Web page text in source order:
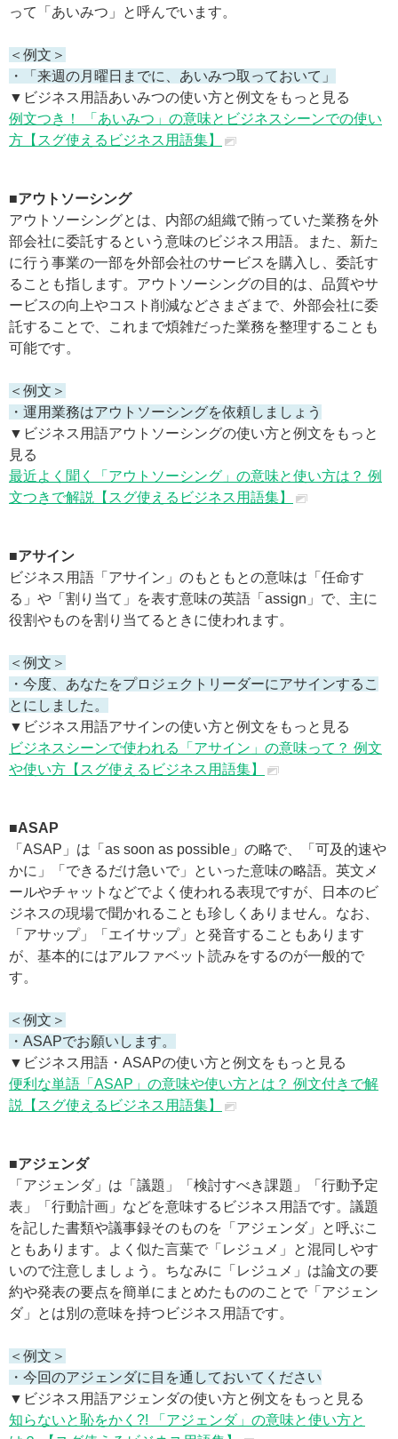
って「あいみつ」と呼んでいます。
＜例文＞
・「来週の月曜日までに、あいみつ取っておいて」
▼ビジネス用語あいみつの使い方と例文をもっと見る
例文つき！ 「あいみつ」の意味とビジネスシーンでの使い
方【スグ使えるビジネス用語集】
■アウトソーシング
アウトソーシングとは、内部の組織で賄っていた業務を外
部会社に委託するという意味のビジネス用語。また、新た
に行う事業の一部を外部会社のサービスを購入し、委託す
ることも指します。アウトソーシングの目的は、品質やサ
ービスの向上やコスト削減などさまざまで、外部会社に委
託することで、これまで煩雑だった業務を整理することも
可能です。
＜例文＞
・運用業務はアウトソーシングを依頼しましょう
▼ビジネス用語アウトソーシングの使い方と例文をもっと
見る
最近よく聞く「アウトソーシング」の意味と使い方は？ 例
文つきで解説【スグ使えるビジネス用語集】
■アサイン
ビジネス用語「アサイン」のもともとの意味は「任命す
る」や「割り当て」を表す意味の英語「assign」で、主に
役割やものを割り当てるときに使われます。
＜例文＞
・今度、あなたをプロジェクトリーダーにアサインするこ
とにしました。
▼ビジネス用語アサインの使い方と例文をもっと見る
ビジネスシーンで使われる「アサイン」の意味って？ 例文
や使い方【スグ使えるビジネス用語集】
■ASAP
「ASAP」は「as soon as possible」の略で、「可及的速や
かに」「できるだけ急いで」といった意味の略語。英文メ
ールやチャットなどでよく使われる表現ですが、日本のビ
ジネスの現場で聞かれることも珍しくありません。なお、
「アサップ」「エイサップ」と発音することもあります
が、基本的にはアルファベット読みをするのが一般的で
す。
＜例文＞
・ASAPでお願いします。
▼ビジネス用語・ASAPの使い方と例文をもっと見る
便利な単語「ASAP」の意味や使い方とは？ 例文付きで解
説【スグ使えるビジネス用語集】
■アジェンダ
「アジェンダ」は「議題」「検討すべき課題」「行動予定
表」「行動計画」などを意味するビジネス用語です。議題
を記した書類や議事録そのものを「アジェンダ」と呼ぶこ
ともあります。よく似た言葉で「レジュメ」と混同しやす
いので注意しましょう。ちなみに「レジュメ」は論文の要
約や発表の要点を簡単にまとめたもののことで「アジェン
ダ」とは別の意味を持つビジネス用語です。
＜例文＞
・今回のアジェンダに目を通しておいてください
▼ビジネス用語アジェンダの使い方と例文をもっと見る
知らないと恥をかく?! 「アジェンダ」の意味と使い方と